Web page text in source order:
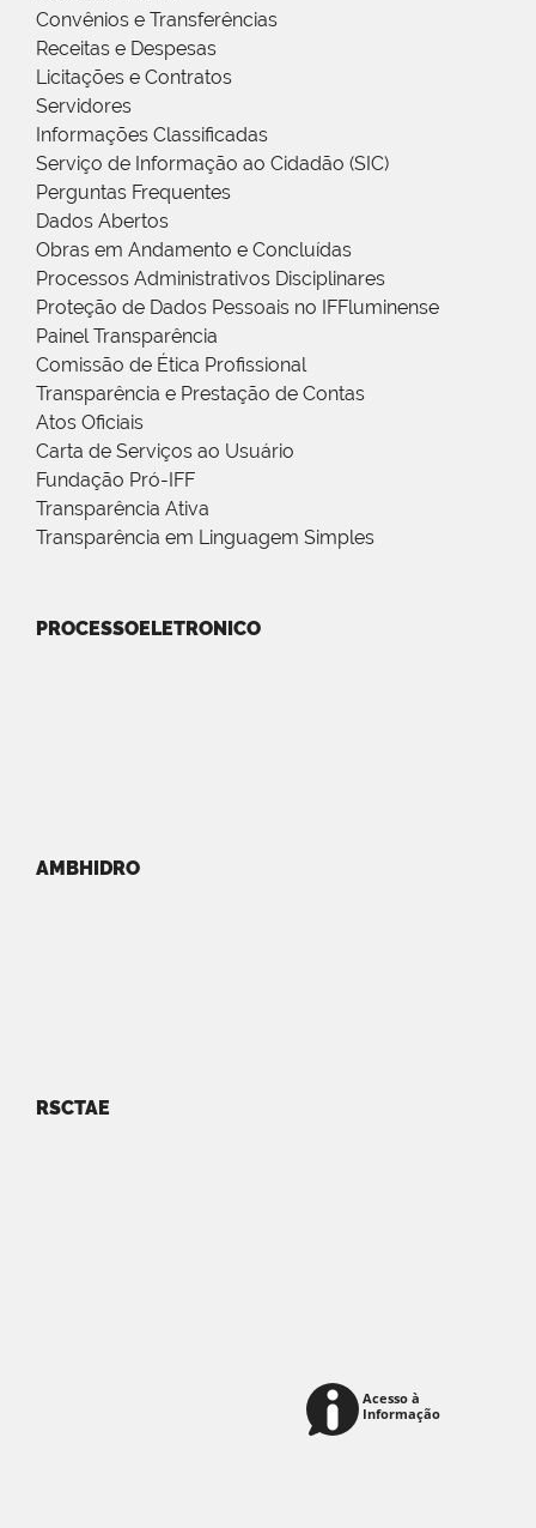
Convênios e Transferências
Receitas e Despesas
Licitações e Contratos
Servidores
Informações Classificadas
Serviço de Informação ao Cidadão (SIC)
Perguntas Frequentes
Dados Abertos
Obras em Andamento e Concluídas
Processos Administrativos Disciplinares
Proteção de Dados Pessoais no IFFluminense
Painel Transparência
Comissão de Ética Profissional
Transparência e Prestação de Contas
Atos Oficiais
Carta de Serviços ao Usuário
Fundação Pró-IFF
Transparência Ativa
Transparência em Linguagem Simples
PROCESSOELETRONICO
AMBHIDRO
RSCTAE